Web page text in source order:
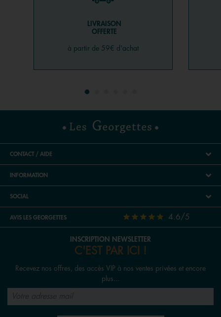
LIVRAISON
OFFERTE
à partir de 59€ d'achat
CONTACT / AIDE
INFORMATION
SOCIAL
AVIS LES GEORGETTES 4.6/5
INSCRIPTION NEWSLETTER
C'EST PAR ICI !
Recevez nos offres, des accès VIP à nos ventes privées et encore
plus...